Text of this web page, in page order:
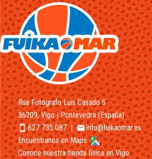
Rúa Fotógrafo Luis Casado 5
36209, Vigo | Pontevedra (España)
smartphone627 735 087|emailinfo@fuikaomar.es
Encuéntranos en Maps
Conoce nuestra tienda física en Vigo